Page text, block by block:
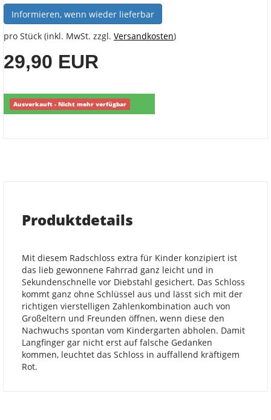
Informieren, wenn wieder lieferbar
pro Stück (inkl. MwSt. zzgl. Versandkosten)
29,90 EUR
Ausverkauft - Nicht mehr verfügbar
Produktdetails
Mit diesem Radschloss extra für Kinder konzipiert ist
das lieb gewonnene Fahrrad ganz leicht und in
Sekundenschnelle vor Diebstahl gesichert. Das Schloss
kommt ganz ohne Schlüssel aus und lässt sich mit der
richtigen vierstelligen Zahlenkombination auch von
Großeltern und Freunden öffnen, wenn diese den
Nachwuchs spontan vom Kindergarten abholen. Damit
Langfinger gar nicht erst auf falsche Gedanken
kommen, leuchtet das Schloss in auffallend kräftigem
Rot.